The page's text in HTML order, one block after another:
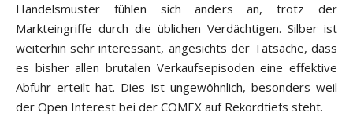
Handelsmuster fühlen sich anders an, trotz der
Markteingriffe durch die üblichen Verdächtigen. Silber ist
weiterhin sehr interessant, angesichts der Tatsache, dass
es bisher allen brutalen Verkaufsepisoden eine effektive
Abfuhr erteilt hat. Dies ist ungewöhnlich, besonders weil
der Open Interest bei der COMEX auf Rekordtiefs steht.